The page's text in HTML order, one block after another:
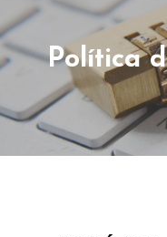
Política